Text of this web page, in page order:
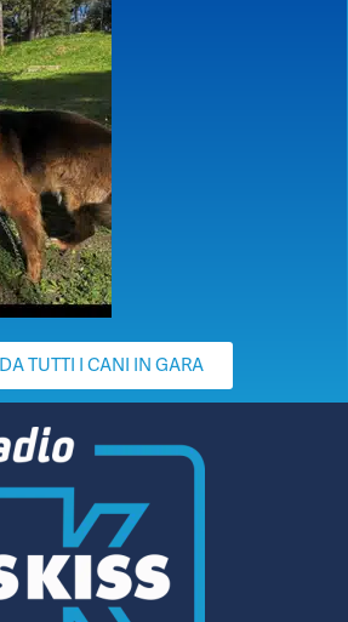
TUTTI I CANI IN GARA